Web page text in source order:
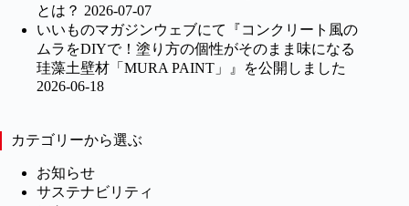
とは？ 2026-07-07
いいものマガジンウェブにて『コンクリート風の
ムラをDIYで！塗り方の個性がそのまま味になる
珪藻土壁材「MURA PAINT」』を公開しました
2026-06-18
カテゴリーから選ぶ
お知らせ
サステナビリティ